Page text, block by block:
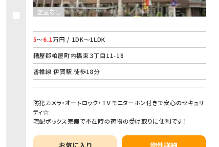
空室なし
5～6.1万円 / 1DK～1LDK
糟屋郡粕屋町内橋東３丁目11-18
香椎線 伊賀駅 徒歩18分
防犯カメラ・オートロック・ＴＶモニターホン付きで安心のセキュリ
ティ☆
宅配ボックス完備で不在時の荷物の受け取りに便利です！
お気に入り 物件詳細